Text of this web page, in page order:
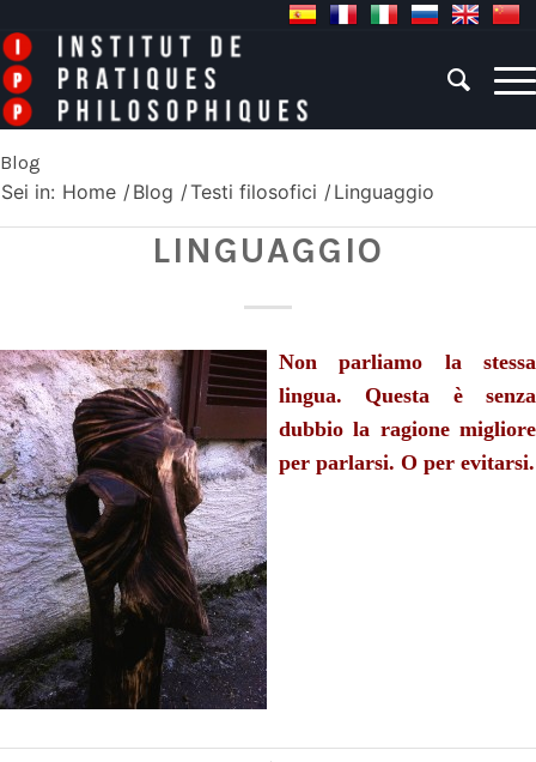
Blog
Sei in: Home / Blog /Testi filosofici / Linguaggio
LINGUAGGIO
Non parliamo la stessa
lingua. Questa è senza
dubbio la ragione migliore
per parlarsi. O per evitarsi.